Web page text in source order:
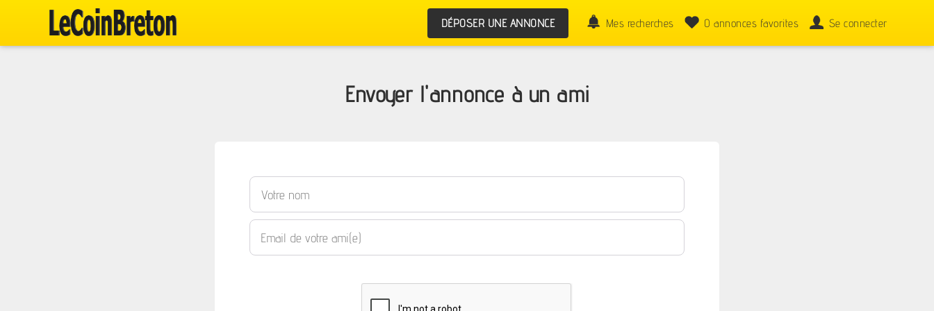
DÉPOSER UNE ANNONCE Mes recherches 0 annonces favorites Se connecter
Envoyer l'annonce à un ami